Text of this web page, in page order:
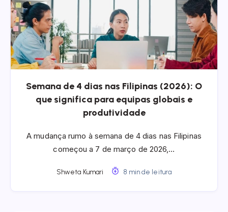
Semana de 4 dias nas Filipinas (2026): O
que significa para equipas globais e
produtividade
A mudança rumo à semana de 4 dias nas Filipinas
começou a 7 de março de 2026,…
Shweta Kumari 8 min de leitura